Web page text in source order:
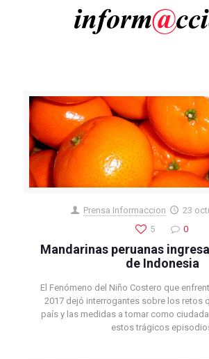
Prensa Informaccion
23
5
0
Mandarinas peruanas
de Indonesia
El Fenómeno del Niño Costero que
2017 dejó interrogantes sobre los retos
país y las medidas a tomar como
estos trágicos